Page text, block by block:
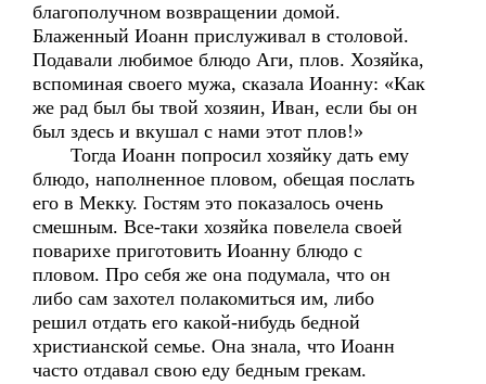
благополучном возвращении домой.
Блаженный Иоанн прислуживал в столовой.
Подавали любимое блюдо Аги, плов. Хозяйка,
вспоминая своего мужа, сказала Иоанну: «Как
же рад был бы твой хозяин, Иван, если бы он
был здесь и вкушал с нами этот плов!»
Тогда Иоанн попросил хозяйку дать ему
блюдо, наполненное пловом, обещая послать
его в Мекку. Гостям это показалось очень
смешным. Все-таки хозяйка повелела своей
поварихе приготовить Иоанну блюдо с
пловом. Про себя же она подумала, что он
либо сам захотел полакомиться им, либо
решил отдать его какой-нибудь бедной
христианской семье. Она знала, что Иоанн
часто отдавал свою еду бедным грекам.